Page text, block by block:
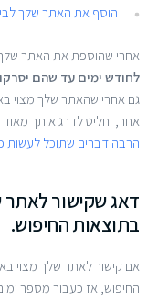
הוסף את האתר שלך
אחרי שהוספת את האתר שלך
לחודש ימים עד שהם יסרקו
גם אחרי שהאתר שלך מצוי
אחר, יחליט לדרג אותך
הרבה דברים שתוכל לעשות
דאג שקישור לאתר
בתוצאות החיפוש.
אם קישור לאתר שלך מצוי
החיפוש, אז כעבור מספר